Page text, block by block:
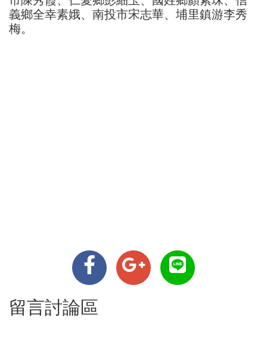
義鄉全幸素娥、南投市宋志華、埔里鎮游李秀
梅。
留言討論區